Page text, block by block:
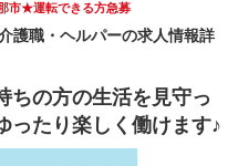
市★運転できる方急募
護職・ヘルパーの求人情報詳
の方の生活を見守っ
ったり楽しく働けます♪